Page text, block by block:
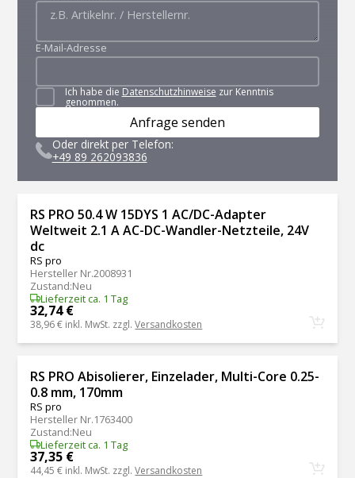
E-Mail-Adresse
Ich habe die Datenschutzhinweise zur Kenntnis
genommen.
Anfrage senden
Oder direkt per Telefon:
+49 89 262093836
RS PRO 50.4 W 15DYS 1 AC/DC-Adapter
Weltweit 2.1 A AC-DC-Wandler-Netzteile, 24V
dc
RS pro
Hersteller Nr.2008931
Zustand:Neu
Lieferzeit ca. 1 Tag
32,74 €
38,96 € inkl. MwSt. zzgl.Versandkosten
RS PRO Abisolierer, Einzelader, Multi-Core 0.25-
0.8 mm, 170mm
RS pro
Hersteller Nr.1763400
Zustand:Neu
Lieferzeit ca. 1 Tag
37,35 €
44,45 € inkl. MwSt. zzgl.Versandkosten